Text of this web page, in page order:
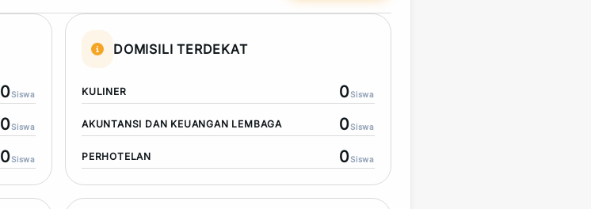
0Siswa
0Siswa
0Siswa
DOMISILI TERDEKAT
KULINER 0Siswa
AKUNTANSI DAN KEUANGAN LEMBAGA 0Siswa
PERHOTELAN 0Siswa